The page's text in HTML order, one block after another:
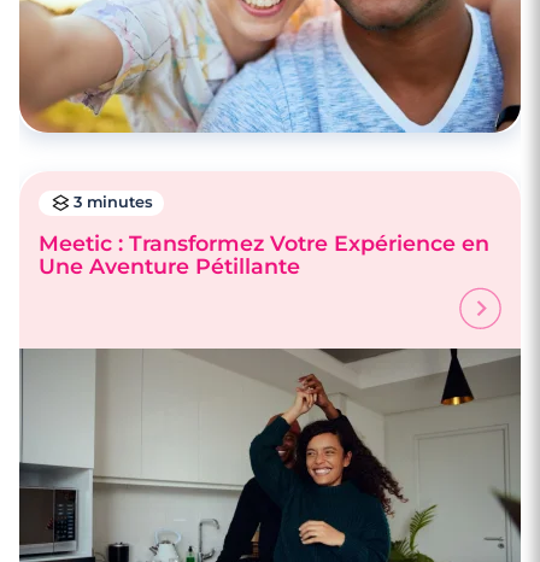
3 minutes
Meetic : Transformez Votre Expérience en
Une Aventure Pétillante